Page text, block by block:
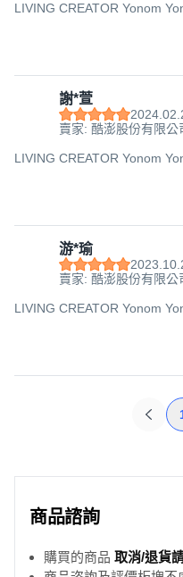
LIVING CREATOR Yonom
謝*萱
賣家: 酷澎股份有限公
LIVING CREATOR Yonom
游*瑜
賣家: 酷澎股份有限公
LIVING CREATOR Yonom
商品諮詢
購買的商品 取消/退貨